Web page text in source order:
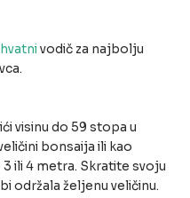
vodič za najbolju
visinu do 59 stopa u
bonsaija ili kao
ili 4 metra. Skratite svoju
održala željenu veličinu.